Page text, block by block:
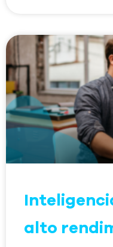
alto